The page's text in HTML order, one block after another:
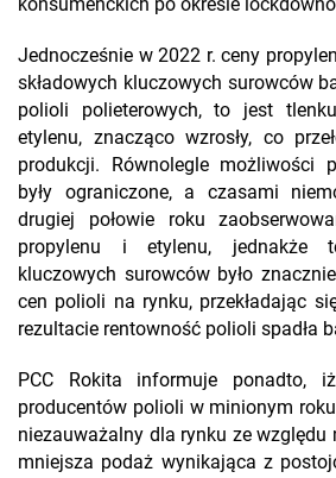
konsumenckich po okresie
Jednocześnie w 2022 r. ceny
składowych kluczowych surowców
polioli polieterowych, to jest
etylenu, znacząco wzrosły, co
produkcji. Równolegle możliwości
były ograniczone, a czasami
drugiej połowie roku
propylenu i etylenu, jednakże
kluczowych surowców było
cen polioli na rynku, przekładając
rezultacie rentowność polioli spadła
PCC Rokita informuje ponadto,
producentów polioli w minionym
niezauważalny dla rynku ze względu
mniejsza podaż wynikająca z